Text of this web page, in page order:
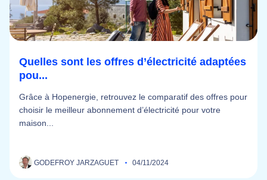
Quelles sont les offres d’électricité adaptées
pou...
Grâce à Hopenergie, retrouvez le comparatif des offres pour
choisir le meilleur abonnement d’électricité pour votre
maison...
GODEFROY JARZAGUET 04/11/2024